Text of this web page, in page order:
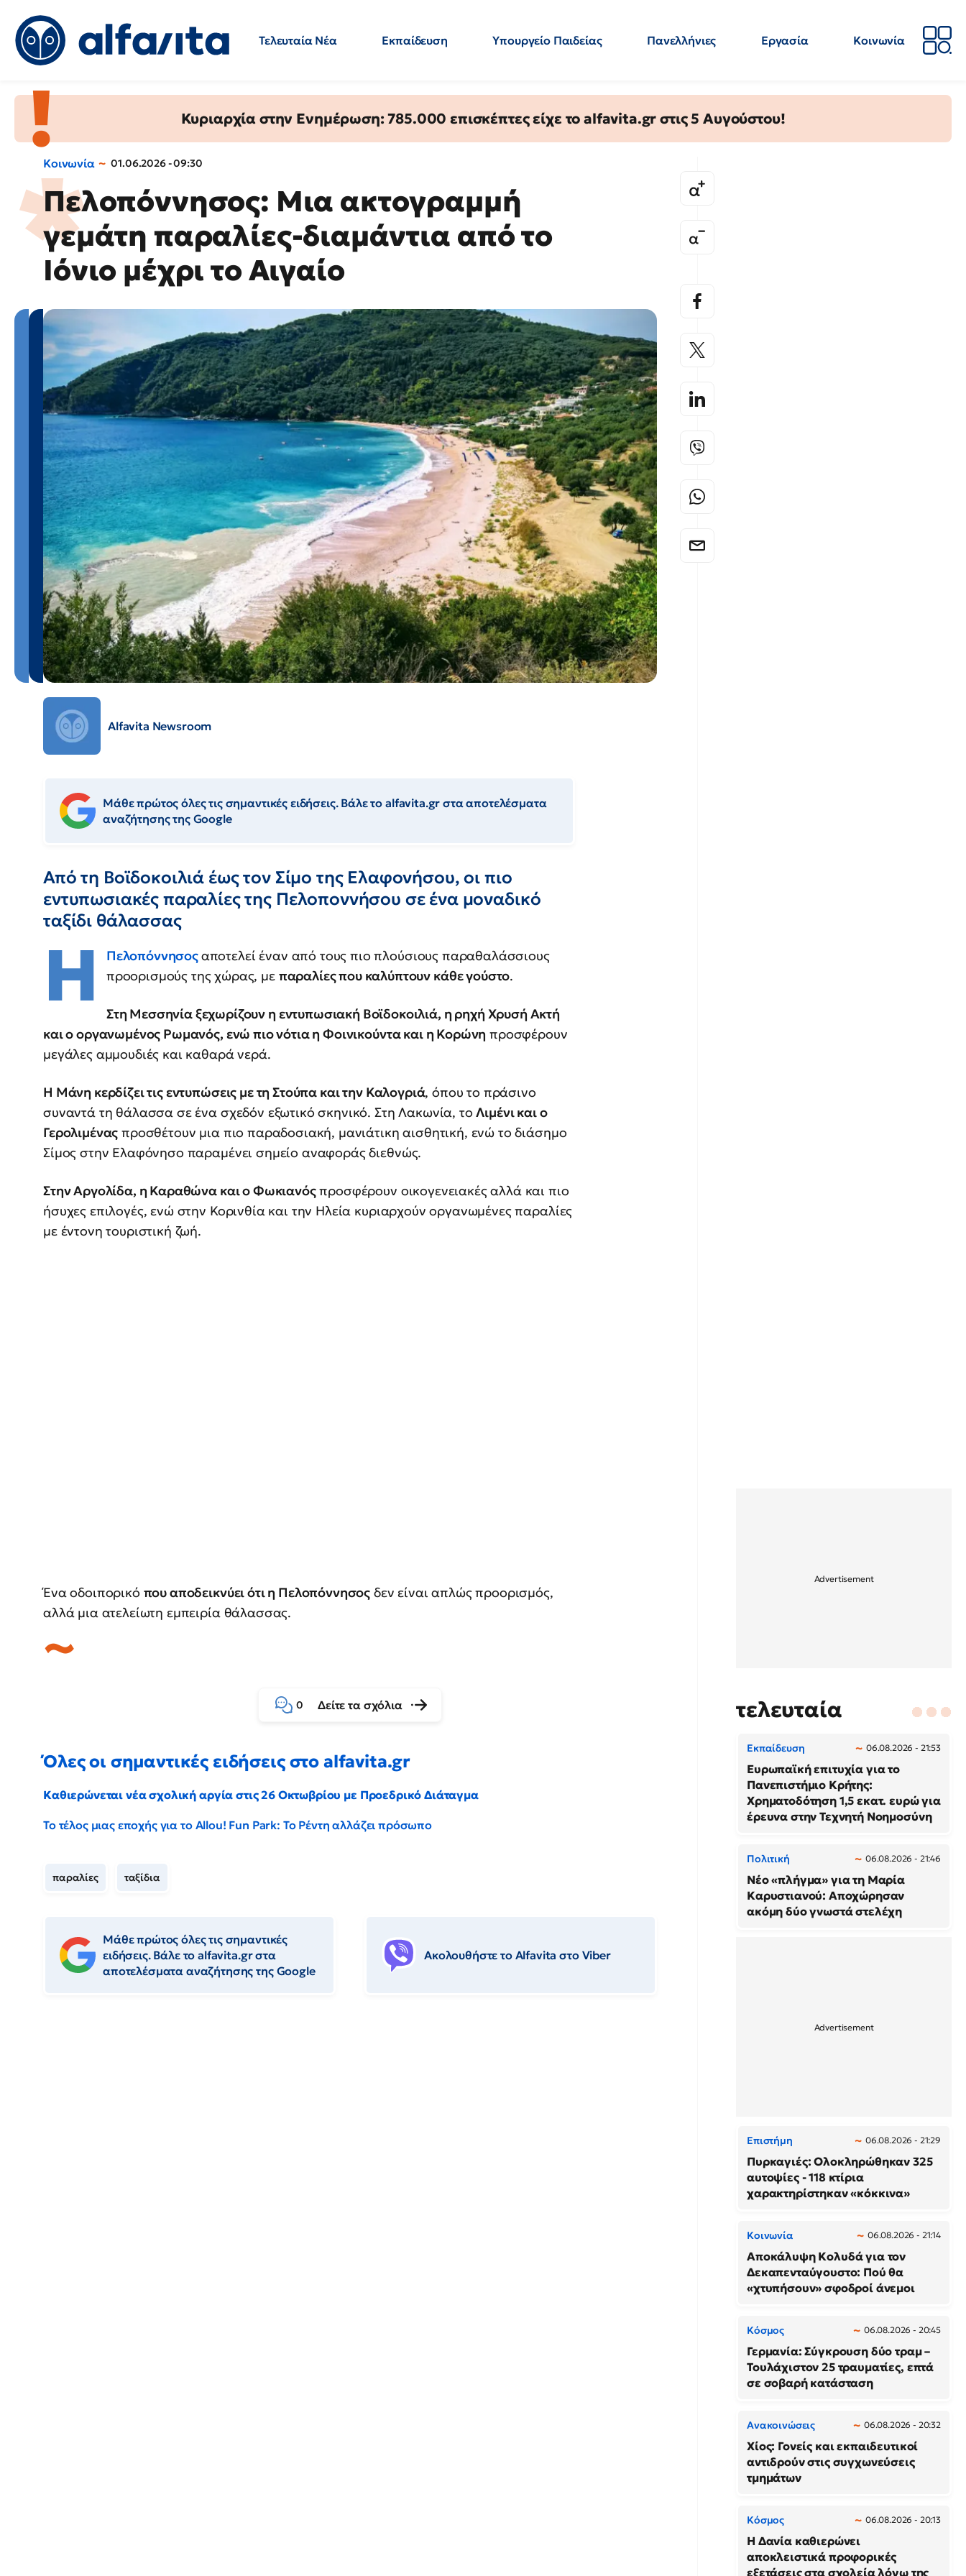
Τελευταία Νέα Εκπαίδευση Υπουργείο Παιδείας Πανελλήνιες Εργασία
Κοινωνία
Κυριαρχία στην Ενημέρωση: 785.000 επισκέπτες είχε το alfavita.gr στις 5 Αυγούστου!
Κοινωνία 01.06.2026 - 09:30
Πελοπόννησος: Μια ακτογραμμή
γεμάτη παραλίες-διαμάντια από το
Ιόνιο μέχρι το Αιγαίο
Alfavita Newsroom
Μάθε πρώτος όλες τις σημαντικές ειδήσεις. Βάλε το alfavita.gr στα αποτελέσματα
αναζήτησης της Google
Από τη Βοϊδοκοιλιά έως τον Σίμο της Ελαφονήσου, οι πιο
εντυπωσιακές παραλίες της Πελοποννήσου σε ένα μοναδικό
ταξίδι θάλασσας
Η Πελοπόννησοςαποτελεί έναν από τους πιο πλούσιους παραθαλάσσιους
προορισμούς της χώρας, με παραλίες που καλύπτουν κάθε γούστο.
Στη Μεσσηνία ξεχωρίζουν η εντυπωσιακή Βοϊδοκοιλιά, η ρηχή Χρυσή Ακτή
και ο οργανωμένος Ρωμανός, ενώ πιο νότια η Φοινικούντα και η Κορώνη προσφέρουν
μεγάλες αμμουδιές και καθαρά νερά.
Η Μάνη κερδίζει τις εντυπώσεις με τη Στούπα και την Καλογριά, όπου το πράσινο
συναντά τη θάλασσα σε ένα σχεδόν εξωτικό σκηνικό. Στη Λακωνία, τοΛιμένι και ο
Γερολιμένας προσθέτουν μια πιο παραδοσιακή, μανιάτικη αισθητική, ενώ το διάσημο
Σίμος στην Ελαφόνησο παραμένει σημείο αναφοράς διεθνώς.
Στην Αργολίδα, η Καραθώνα και ο Φωκιανόςπροσφέρουν οικογενειακές αλλά και πιο
ήσυχες επιλογές, ενώ στην Κορινθία και την Ηλεία κυριαρχούν οργανωμένες παραλίες
με έντονη τουριστική ζωή.
Ένα οδοιπορικό που αποδεικνύει ότι η Πελοπόννησος δεν είναι απλώς προορισμός,
αλλά μια ατελείωτη εμπειρία θάλασσας.
0 Δείτε τα σχόλια
Όλες οι σημαντικές ειδήσεις στο alfavita.gr
Καθιερώνεται νέα σχολική αργία στις 26 Οκτωβρίου με Προεδρικό Διάταγμα
Το τέλος μιας εποχής για το Allou! Fun Park: Το Ρέντη αλλάζει πρόσωπο
παραλίες ταξίδια
Μάθε πρώτος όλες τις σημαντικές
ειδήσεις. Βάλε το alfavita.gr στα
αποτελέσματα αναζήτησης της Google
Ακολουθήστε το Αlfavita στο Viber
τελευταία
Εκπαίδευση 06.08.2026 - 21:53
Ευρωπαϊκή επιτυχία για το
Πανεπιστήμιο Κρήτης:
Χρηματοδότηση 1,5 εκατ. ευρώ για
έρευνα στην Τεχνητή Νοημοσύνη
Πολιτική 06.08.2026 - 21:46
Νέο «πλήγμα» για τη Μαρία
Καρυστιανού: Αποχώρησαν
ακόμη δύο γνωστά στελέχη
Επιστήμη 06.08.2026 - 21:29
Πυρκαγιές: Ολοκληρώθηκαν 325
αυτοψίες - 118 κτίρια
χαρακτηρίστηκαν «κόκκινα»
Κοινωνία 06.08.2026 - 21:14
Αποκάλυψη Κολυδά για τον
Δεκαπενταύγουστο: Πού θα
«χτυπήσουν» σφοδροί άνεμοι
Κόσμος 06.08.2026 - 20:45
Γερμανία: Σύγκρουση δύο τραμ –
Τουλάχιστον 25 τραυματίες, επτά
σε σοβαρή κατάσταση
Ανακοινώσεις 06.08.2026 - 20:32
Χίος: Γονείς και εκπαιδευτικοί
αντιδρούν στις συγχωνεύσεις
τμημάτων
Κόσμος 06.08.2026 - 20:13
Η Δανία καθιερώνει
αποκλειστικά προφορικές
εξετάσεις στα σχολεία λόγω της